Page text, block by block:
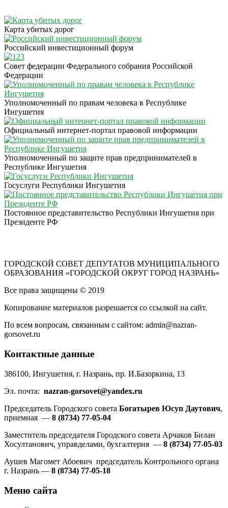
Карта убитых дорог
Российский инвестиционный форум
Совет федерации Федерального собрания Российской
Федерации
Уполномоченный по правам человека в Республике
Ингушетия
Официальный интернет-портал правовой информации
Уполномоченный по защите прав предпринимателей в
Республике Ингушетия
Госуслуги Республики Ингушетия
Постоянное представительство Республики Ингушетия при
Президенте РФ
ГОРОДСКОЙ СОВЕТ ДЕПУТАТОВ МУНИЦИПАЛЬНОГО
ОБРАЗОВАНИЯ «ГОРОДСКОЙ ОКРУГ ГОРОД НАЗРАНЬ»
Все права защищены © 2019
Копирование материалов разрешается со ссылкой на сайт.
По всем вопросам, связанным с сайтом: admin@nazran-
gorsovet.ru
Контактные данные
386100, Ингушетия, г. Назрань, пр. И.Базоркина, 13
Эл. почта: nazran-gorsovet@yandex.ru
Председатель Городского совета Богатырев Юсуп Даутович,
приемная — 8 (8734) 77-05-04
Заместитель председателя Городского совета Арчаков Билан
Хосултанович, управделами, бухгалтерия — 8 (8734) 77-05-03
Аушев Магомет Абоевич председатель Контрольного органа
г. Назрань — 8 (8734) 77-05-18
Меню сайта